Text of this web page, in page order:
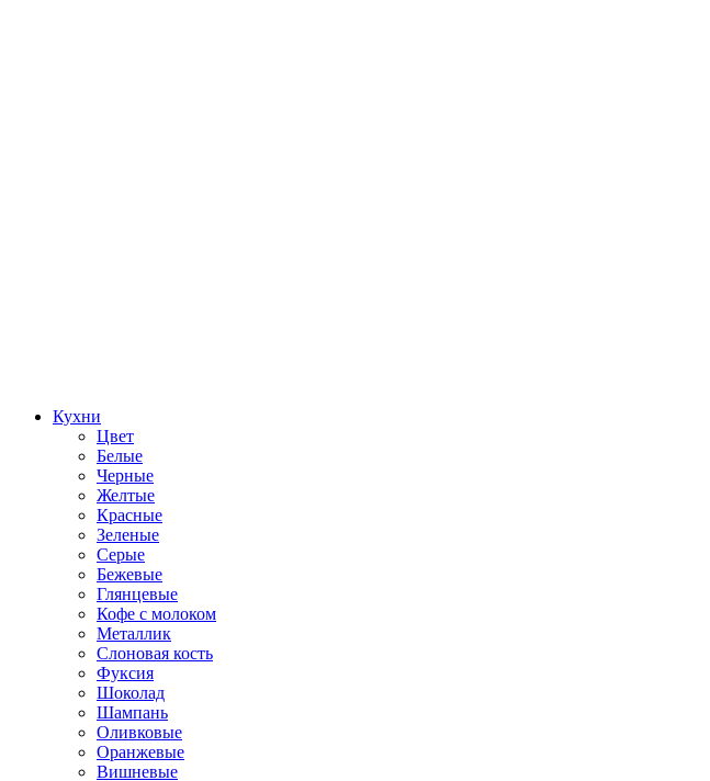
Кухни
Цвет
Белые
Черные
Желтые
Красные
Зеленые
Серые
Бежевые
Глянцевые
Кофе с молоком
Металлик
Слоновая кость
Фуксия
Шоколад
Шампань
Оливковые
Оранжевые
Вишневые